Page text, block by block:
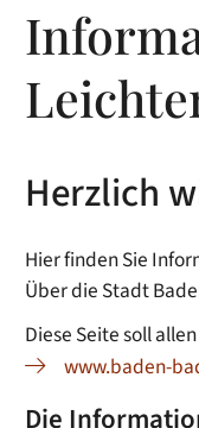
Herzlich
Hier finden Sie
Über die Stadt
Diese Seite soll
www.baden-
Die